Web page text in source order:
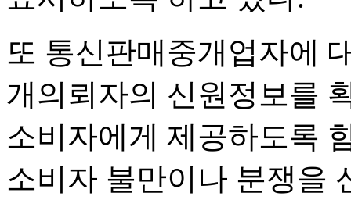
또 통신판매중개업자에
개의뢰자의 신원정보를
소비자에게 제공하도록
소비자 불만이나 분쟁을